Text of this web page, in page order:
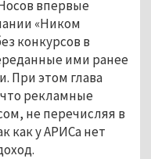
впервые
«Ником
конкурсов в
ими ранее
При этом глава
рекламные
не перечисляя в
как у АРИСа нет